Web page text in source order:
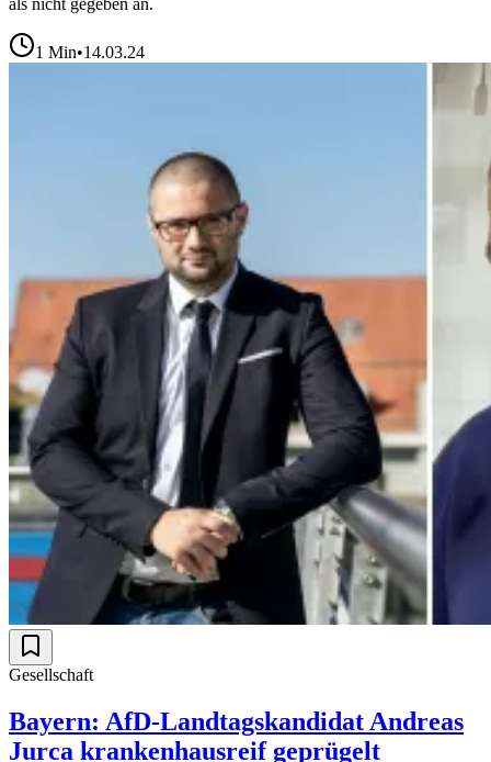
1 Min•14.03.24
Gesellschaft
Bayern: AfD-Landtagskandidat Andreas
Jurca krankenhausreif geprügelt